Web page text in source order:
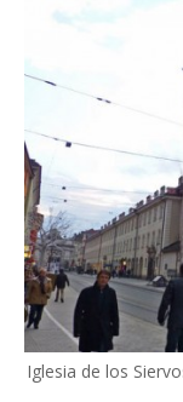
Iglesia de los